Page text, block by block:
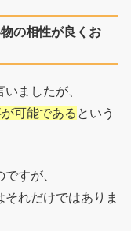
の相性が良くお
ましたが、
可能である という
すが、
それだけではありま